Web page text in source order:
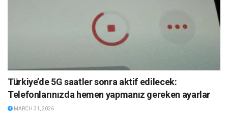
Türkiye’de 5G saatler sonra aktif edilecek:
Telefonlarınızda hemen yapmanız gereken ayarlar
MARCH 31, 2026